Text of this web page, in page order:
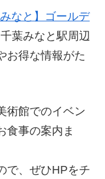
なと】ゴールデ
葉みなと駅周辺
お得な情報がた
術館でのイベン
食事の案内ま
で、ぜひHPをチ